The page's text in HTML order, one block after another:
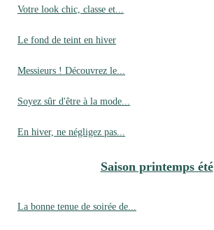
Votre look chic, classe et...
Le fond de teint en hiver
Messieurs ! Découvrez le...
Soyez sûr d'être à la mode...
En hiver, ne négligez pas...
Saison printemps été
La bonne tenue de soirée de...